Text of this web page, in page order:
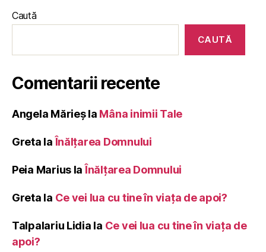
Caută
CAUTĂ
Comentarii recente
Angela Mărieșla Mâna inimii Tale
Greta la Înălţarea Domnului
Peia Marius la Înălţarea Domnului
Greta la Ce vei lua cu tine în viața de apoi?
Talpalariu Lidia la Ce vei lua cu tine în viața de
apoi?